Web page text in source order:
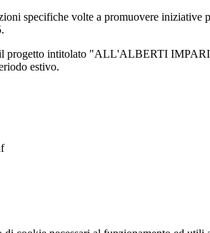
specifiche volte a promuovere
progetto intitolato "ALL'ALBERTI IMPARI
estivo.